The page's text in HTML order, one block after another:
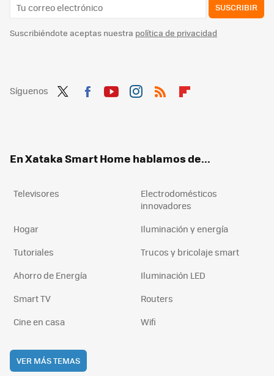
SUSCRIBIR
Suscribiéndote aceptas nuestra política de privacidad
Síguenos
En Xataka Smart Home hablamos de...
Televisores
Electrodomésticos
innovadores
Hogar
Iluminación y energía
Tutoriales
Trucos y bricolaje smart
Ahorro de Energía
Iluminación LED
Smart TV
Routers
Cine en casa
Wifi
VER MÁS TEMAS